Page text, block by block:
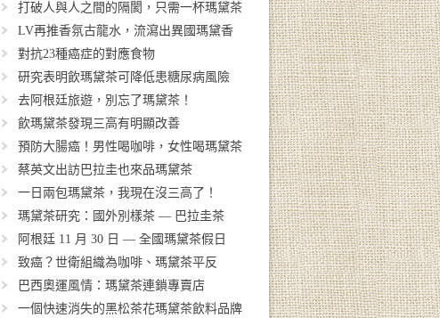
打破人與人之間的隔閡，只需一杯瑪黛茶
LV再推香氛古龍水，流瀉出異國瑪黛香
對抗23種癌症的對應食物
研究表明飲瑪黛茶可降低患糖尿病風險
去阿根廷旅遊，別忘了瑪黛茶！
飲瑪黛茶發現三高有明顯改善
預防大腸癌！男性喝咖啡，女性喝瑪黛茶
蔡英文出訪巴拉圭也來品瑪黛茶
一日兩包瑪黛茶，我現在沒三高了！
瑪黛茶研究：國外別樣茶 — 巴拉圭茶
阿根廷 11 月 30 日 — 全國瑪黛茶假日
致癌？世衛組織為咖啡、瑪黛茶平反
巴西奧運風情：瑪黛茶連鎖專賣店
一個快速消失的黑松茶花瑪黛茶飲料品牌